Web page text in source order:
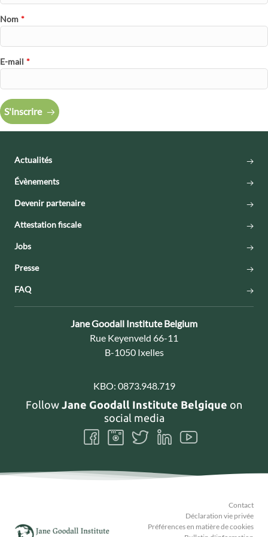
compromis. De plus, cela empêche le personnel d'accomplir ses
tâches importantes de manière optimale.
Nom *
E-mail *
S'inscrire
Actualités
Évènements
Devenir partenaire
Attestation fiscale
Jobs
Presse
FAQ
Contact:
Jane Goodall Institute Belgium
Adresse:
Rue Keyenveld 66-11
B-1050 Ixelles
KBO: 0873.948.719
Follow Jane Goodall Institute Belgique on
social media
Follow
us
Facebook
Follow
us
Instagram
Follow
us
Twitter
Follow
us
LinkedIn
Follow
us
Youtube
Contact
Déclaration vie privée
Préférences en matière de cookies